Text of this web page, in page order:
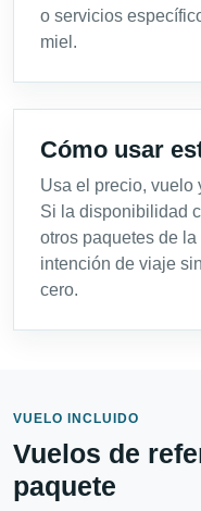
o servicios
miel.
Cómo usar
Usa el precio, vuelo
Si la disponibilidad
otros paquetes de
intención de viaje
cero.
VUELO INCLUIDO
Vuelos de
paquete